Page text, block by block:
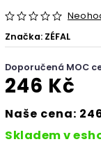
Značka: ZÉFAL
Doporučená MOC
246 Kč
Naše cena:
Skladem v